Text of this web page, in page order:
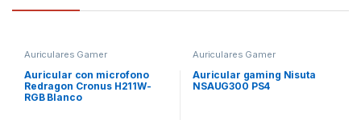
Auriculares Gamer
Auricular con microfono
Redragon Cronus H211W-
RGB Blanco
Auriculares Gamer
Auricular gaming Nisuta
NSAUG300 PS4